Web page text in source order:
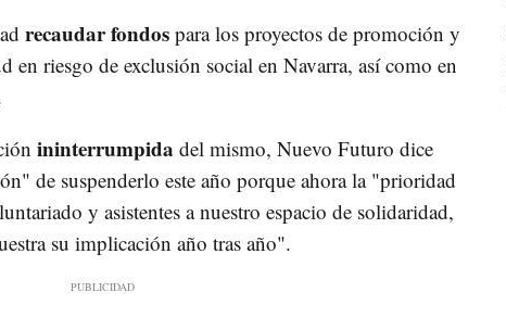
recaudar fondos para los proyectos de promoción y
en riesgo de exclusión social en Navarra, así como en
ininterrumpida del mismo, Nuevo Futuro dice
de suspenderlo este año porque ahora la "prioridad
y asistentes a nuestro espacio de solidaridad,
su implicación año tras año".